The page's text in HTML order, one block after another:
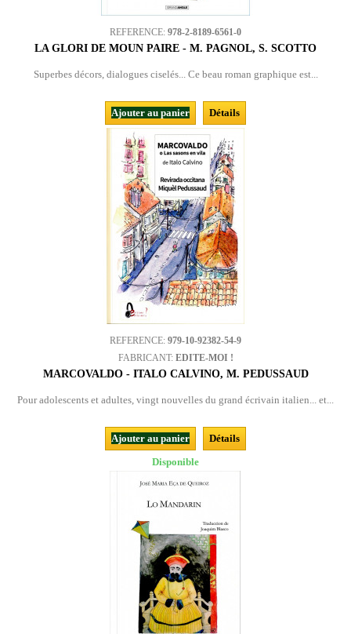
REFERENCE: 978-2-8189-6561-0
LA GLORI DE MOUN PAIRE - M. PAGNOL, S. SCOTTO
Superbes décors, dialogues ciselés... Ce beau roman graphique est...
Ajouter au panier Détails
REFERENCE: 979-10-92382-54-9
FABRICANT: EDITE-MOI !
MARCOVALDO - ITALO CALVINO, M. PEDUSSAUD
Pour adolescents et adultes, vingt nouvelles du grand écrivain italien... et...
Ajouter au panier
Détails
Disponible